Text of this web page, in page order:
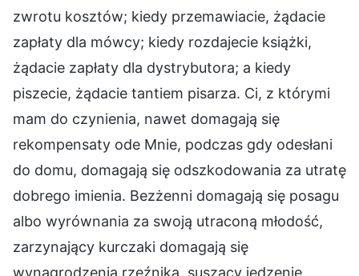
zwrotu kosztów; kiedy przemawiacie, żądacie
zapłaty dla mówcy; kiedy rozdajecie książki,
żądacie zapłaty dla dystrybutora; a kiedy
piszecie, żądacie tantiem pisarza. Ci, z którymi
mam do czynienia, nawet domagają się
rekompensaty ode Mnie, podczas gdy odesłani
do domu, domagają się odszkodowania za utratę
dobrego imienia. Bezżenni domagają się posagu
albo wyrównania za swoją utraconą młodość,
zarzynający kurczaki domagają się
wynagrodzenia rzeźnika, suszący jedzenie